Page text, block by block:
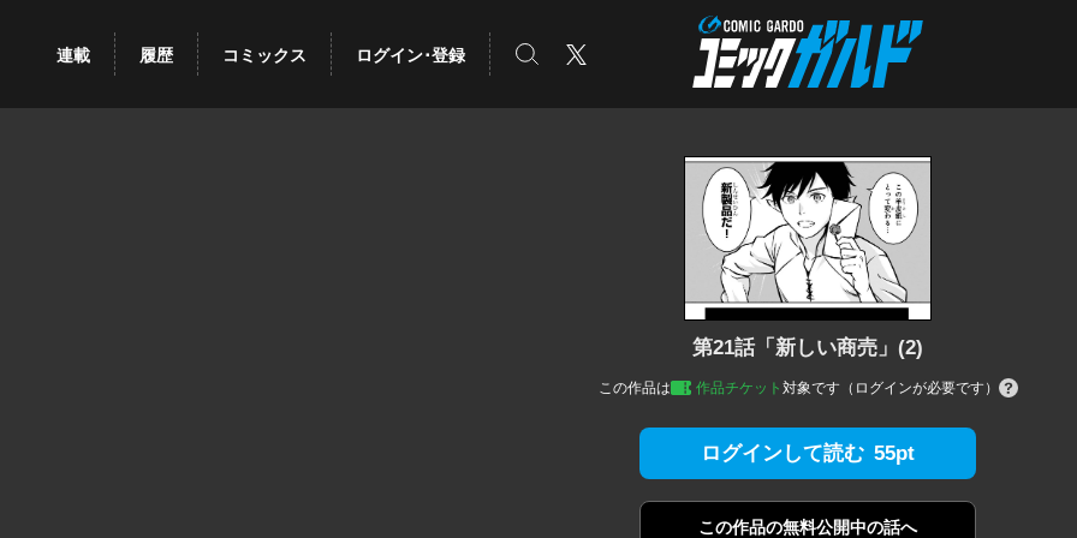
コミックガルド
連載 履歴 コミックス ログイン･登録 検索 X
第21話「新しい商売」(2)
この作品は 作品チケット 対象です（ログインが必要です）
ログインして読む 55pt
この作品の無料公開中の話へ